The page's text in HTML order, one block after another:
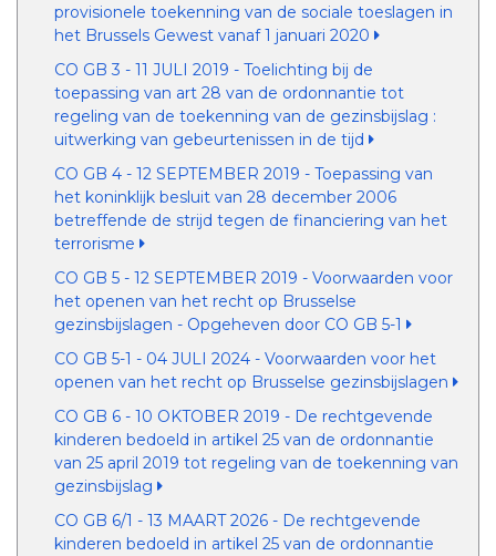
provisionele toekenning van de sociale toeslagen in
het Brussels Gewest vanaf 1 januari 2020
CO GB 3 - 11 JULI 2019 - Toelichting bij de
toepassing van art 28 van de ordonnantie tot
regeling van de toekenning van de gezinsbijslag :
uitwerking van gebeurtenissen in de tijd
CO GB 4 - 12 SEPTEMBER 2019 - Toepassing van
het koninklijk besluit van 28 december 2006
betreffende de strijd tegen de financiering van het
terrorisme
CO GB 5 - 12 SEPTEMBER 2019 - Voorwaarden voor
het openen van het recht op Brusselse
gezinsbijslagen - Opgeheven door CO GB 5-1
CO GB 5-1 - 04 JULI 2024 - Voorwaarden voor het
openen van het recht op Brusselse gezinsbijslagen
CO GB 6 - 10 OKTOBER 2019 - De rechtgevende
kinderen bedoeld in artikel 25 van de ordonnantie
van 25 april 2019 tot regeling van de toekenning van
gezinsbijslag
CO GB 6/1 - 13 MAART 2026 - De rechtgevende
kinderen bedoeld in artikel 25 van de ordonnantie